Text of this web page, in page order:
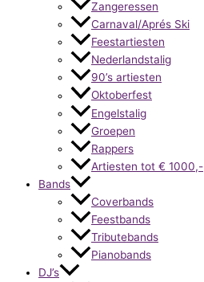
Zangeressen
Carnaval/Aprés Ski
Feestartiesten
Nederlandstalig
90’s artiesten
Oktoberfest
Engelstalig
Groepen
Rappers
Artiesten tot € 1000,-
Bands
Coverbands
Feestbands
Tributebands
Pianobands
DJ’s